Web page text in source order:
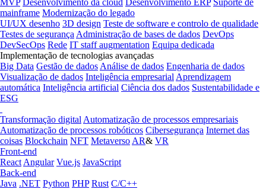
MVP Desenvolvimento da cloud Desenvolvimento ERP Suporte de
mainframe Modernização do legado
UI/UX desenho 3D design Teste de software e controlo de qualidade
Testes de segurança Administração de bases de dados DevOps
DevSecOps Rede IT staff augmentation Equipa dedicada
Implementação de tecnologias avançadas
Big Data Gestão de dados Análise de dados Engenharia de dados
Visualização de dados Inteligência empresarial Aprendizagem
automática Inteligência artificial Ciência dos dados Sustentabilidade e
ESG
Transformação digital Automatização de processos empresariais
Automatização de processos robóticos Cibersegurança Internet das
coisas Blockchain NFT Metaverso AR& VR
Front-end
React Angular Vue.js JavaScript
Back-end
Java .NET Python PHP Rust C/C++